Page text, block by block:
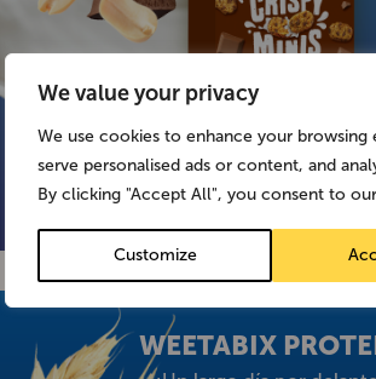
We value your privacy
We use cookies to enhance your browsing
serve personalised ads or content, and
By clicking "Accept All", you consent to
Customize
WEETABIX
CRISPY MINIS
CHOCOLATE CHIP
WEETABIX